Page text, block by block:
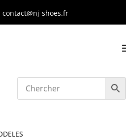
contact@nj-shoes.fr